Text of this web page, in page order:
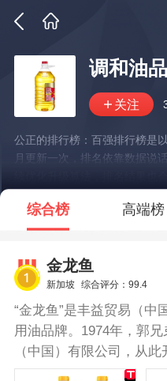
调和油
公正的排行榜：百强排行榜是
月更新一次，排名依靠数据说
续优化升级算法，排名结果也
*说明：仅展示部分数据
综合榜 高端榜
金龙鱼
新加坡 综合评分：99.4
“金龙鱼”是丰益贸易（中
用油品牌。1974年，郭
（中国）有限公司，从
丰益国际在华投资的全